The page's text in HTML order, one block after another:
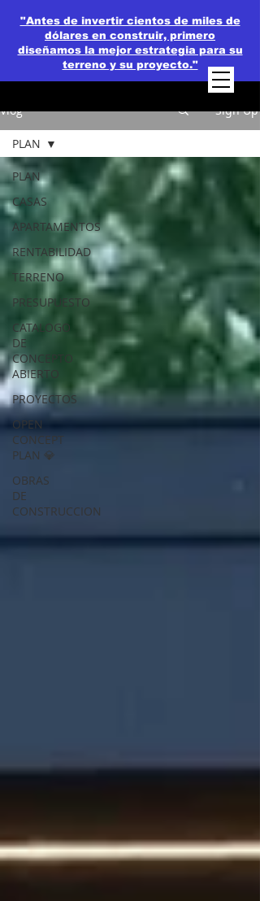
"Antes de invertir cientos de miles de
dólares en construir, primero
diseñamos la mejor estrategia para su
terreno y su proyecto."
Vlog Sign Up
PLAN
CASAS
APARTAMENTOS
RENTABILIDAD
TERRENO
PRESUPUESTO
CATALOGO
DE
CONCEPTO
ABIERTO
PROYECTOS
OPEN
CONCEPT
PLAN 💎
OBRAS
DE
CONSTRUCCION
PLAN